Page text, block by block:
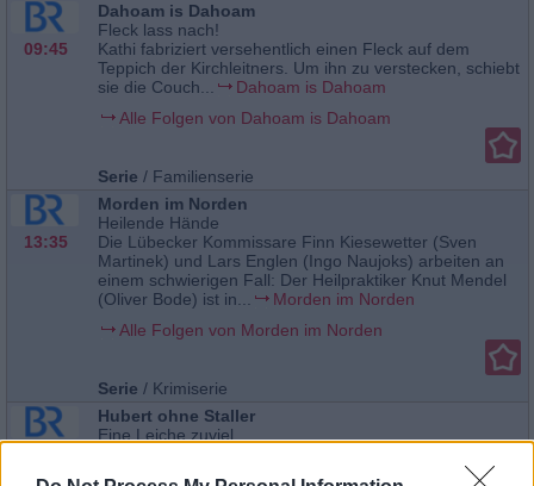
09:45
Dahoam is Dahoam
Fleck lass nach!
Kathi fabriziert versehentlich einen Fleck auf dem
Teppich der Kirchleitners. Um ihn zu verstecken, schiebt
sie die Couch...
Dahoam is Dahoam
Alle Folgen von Dahoam is Dahoam
Serie / Familienserie
13:35
Morden im Norden
Heilende Hände
Die Lübecker Kommissare Finn Kiesewetter (Sven
Martinek) und Lars Englen (Ingo Naujoks) arbeiten an
einem schwierigen Fall: Der Heilpraktiker Knut Mendel
(Oliver Bode) ist in...
Morden im Norden
Alle Folgen von Morden im Norden
Serie / Krimiserie
Hubert ohne Staller
Eine Leiche zuviel
und Girwidz (Michael Brandner) eher unappetitlich: